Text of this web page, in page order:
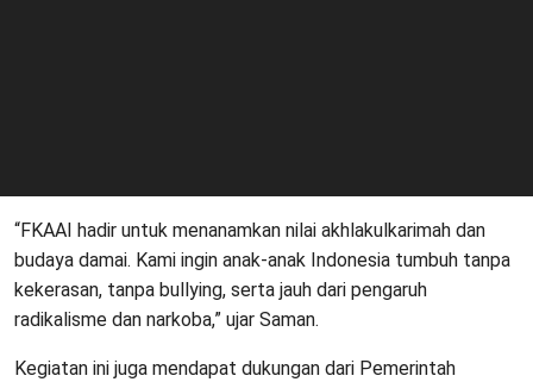
“FKAAI hadir untuk menanamkan nilai akhlakulkarimah dan
budaya damai. Kami ingin anak-anak Indonesia tumbuh tanpa
kekerasan, tanpa bullying, serta jauh dari pengaruh
radikalisme dan narkoba,” ujar Saman.
Kegiatan ini juga mendapat dukungan dari Pemerintah